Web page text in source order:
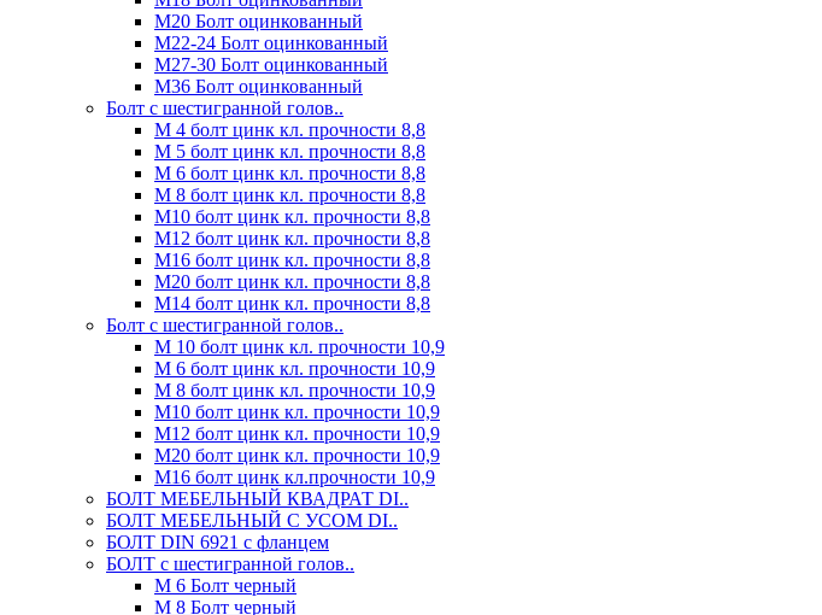
М20 Болт оцинкованный
М22-24 Болт оцинкованный
М27-30 Болт оцинкованный
М36 Болт оцинкованный
Болт с шестигранной голов..
М 4 болт цинк кл. прочности 8,8
М 5 болт цинк кл. прочности 8,8
М 6 болт цинк кл. прочности 8,8
М 8 болт цинк кл. прочности 8,8
М10 болт цинк кл. прочности 8,8
М12 болт цинк кл. прочности 8,8
М16 болт цинк кл. прочности 8,8
М20 болт цинк кл. прочности 8,8
М14 болт цинк кл. прочности 8,8
Болт с шестигранной голов..
М 10 болт цинк кл. прочности 10,9
М 6 болт цинк кл. прочности 10,9
М 8 болт цинк кл. прочности 10,9
М10 болт цинк кл. прочности 10,9
М12 болт цинк кл. прочности 10,9
М20 болт цинк кл. прочности 10,9
М16 болт цинк кл.прочности 10,9
БОЛТ МЕБЕЛЬНЫЙ КВАДРАТ DI..
БОЛТ МЕБЕЛЬНЫЙ С УСОМ DI..
БОЛТ DIN 6921 c фланцем
БОЛТ с шестигранной голов..
М 6 Болт черный
М 8 Болт черный